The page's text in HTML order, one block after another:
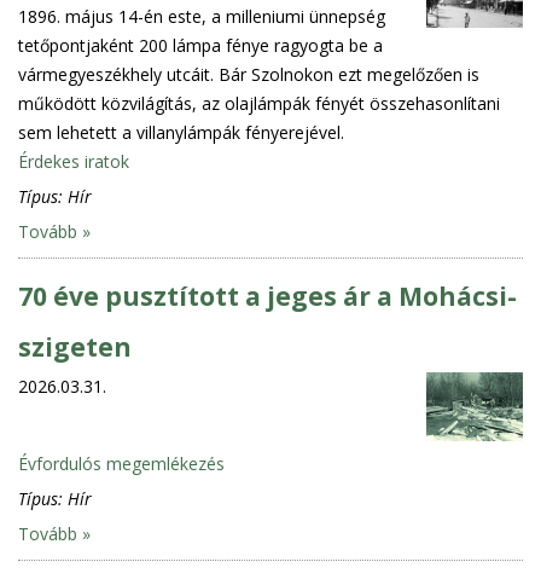
1896. május 14-én este, a milleniumi ünnepség
tetőpontjaként 200 lámpa fénye ragyogta be a
vármegyeszékhely utcáit. Bár Szolnokon ezt megelőzően is
működött közvilágítás, az olajlámpák fényét összehasonlítani
sem lehetett a villanylámpák fényerejével.
Érdekes iratok
Típus: Hír
Tovább »
70 éve pusztított a jeges ár a Mohácsi-
szigeten
2026.03.31.
Évfordulós megemlékezés
Típus: Hír
Tovább »